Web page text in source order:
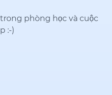
phòng học và cuộc
:-)